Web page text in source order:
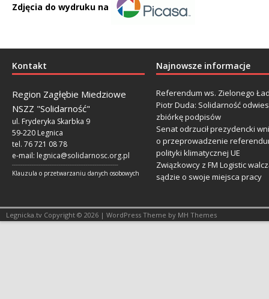
Zdjęcia do wydruku na
Kontakt
Region Zagłębie Miedziowe
NSZZ "Solidarność"
ul. Fryderyka Skarbka 9
59-220 Legnica
tel. 76 721 08 78
e-mail: legnica@solidarnosc.org.pl
Klauzula o przetwarzaniu danych osobowych
Najnowsze informacje
Referendum ws. Zielonego
Piotr Duda: Solidarność
zbiórkę podpisów
Senat odrzucił prezydencki
o przeprowadzenie
polityki klimatycznej UE
Związkowcy z FM Logistic
sądzie o swoje miejsca pracy
Legnicka.tv Copyright © 2026 | WordPress Theme by MH Themes